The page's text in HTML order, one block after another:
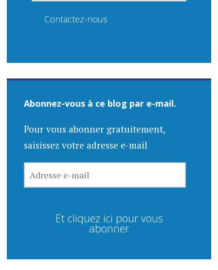
Contactez-nous
Abonnez-vous à ce blog par e-mail.
Pour vous abonner gratuitement,
saisissez votre adresse e-mail
E-
Et cliquez ici pour vous
abonner